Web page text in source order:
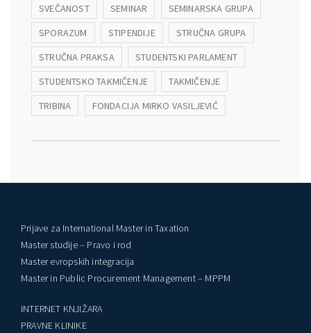
SVEČANOST
SEMINAR
SEMINARSKA GRUPA
SPORAZUM
STIPENDIJE
STRUČNA GRUPA
STRUČNA PRAKSA
STUDENTSKI PARLAMENT
STUDENTSKO TAKMIČENJE
TAKMIČENJE
TRIBINA
FONDACIJA MIRKO VASILJEVIĆ
Prijave za International Master in Taxation
Master studije – Pravo i rod
Master evropskih integracija
Master in Public Procurement Management – MPPM
INTERNET KNJIŽARA
PRAVNE KLINIKE